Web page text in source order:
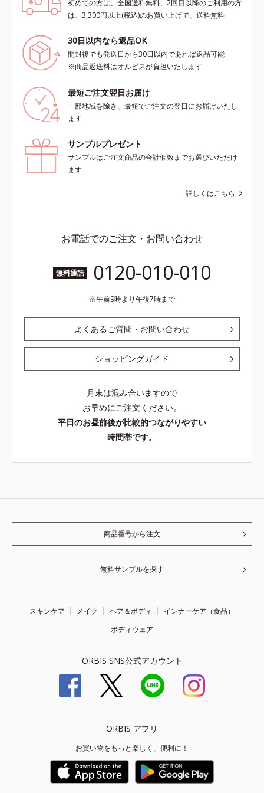
初めての方は、全国送料無料、2回目以降のご利用の方
は、3,300円以上(税込)のお買い上げで、送料無料
30日以内なら返品OK
開封後でも発送日から30日以内であれば返品可能
※商品返送料はオルビスが負担いたします
最短ご注文翌日お届け
一部地域を除き、最短でご注文の翌日にお届けいたし
ます
サンプルプレゼント
サンプルはご注文商品の合計個数までお選びいただけ
ます
詳しくはこちら
お電話でのご注文・お問い合わせ
無料通話 0120-010-010
午前9時より午後7時まで
よくあるご質問・お問い合わせ
ショッピングガイド
月末は混み合いますので
お早めにご注文ください。
平日のお昼前後が比較的つながりやすい
時間帯です。
商品番号から注文
無料サンプルを探す
スキンケア メイク ヘア＆ボディ
インナーケア（食品）
ボディウェア
ORBIS SNS公式アカウント
ORBIS アプリ
お買い物をもっと楽しく、便利に！